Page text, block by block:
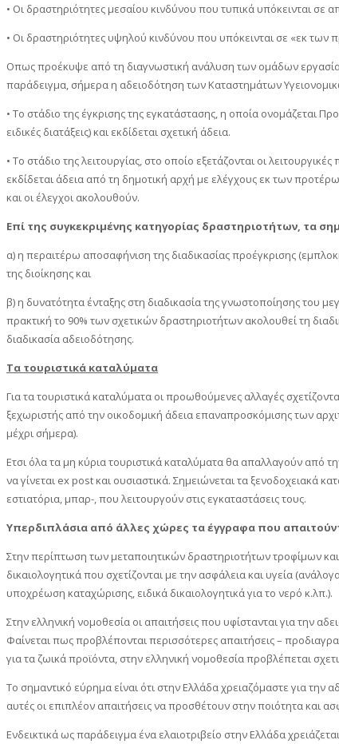
• Οι δραστηριότητες μεσαίου κινδύνου που τυπικά υπόκεινται
• Οι δραστηριότητες υψηλού κινδύνου που υπόκεινται σε «εκ των
Οπως προέκυψε από τη διαγνωστική ανάλυση των ομάδων
παράδειγμα, σήμερα η αδειοδότηση των Καταστημάτων
• Το στάδιο της έγκρισης της εγκατάστασης, η οποία ονομάζεται
ειδικές διατάξεις) και εκδίδεται σχετική άδεια.
• Το στάδιο της λειτουργίας, στο οποίο εξετάζονται οι
εκδίδεται άδεια από τη δημοτική αρχή με ελέγχους εκ των
και οι έλεγχοι ακολουθούν.
Επί της συγκεκριμένης κατηγορίας δραστηριοτήτων, τα
α) η περαιτέρω αποσαφήνιση της διαδικασίας προέγκρισης
της διοίκησης και
β) η δυνατότητα ένταξης στη διαδικασία της γνωστοποίησης του
πρακτική το 90% των σχετικών δραστηριοτήτων ακολουθεί τη
διαδικασία αδειοδότησης.
Τα τουριστικά καταλύματα
Για τα τουριστικά καταλύματα οι προωθούμενες αλλαγές
ξεχωριστής από την οικοδομική άδεια επαναπροσκόμισης των
μέχρι σήμερα).
Ετσι όλα τα μη κύρια τουριστικά καταλύματα θα απαλλαγούν από
να γίνεται ex post και ουσιαστικά. Σημειώνεται τα
εστιατόρια, μπαρ-, που λειτουργούν στις εγκαταστάσεις τους.
Υπερδιπλάσια από άλλες χώρες τα έγγραφα που
Στην περίπτωση των μεταποιητικών δραστηριοτήτων τροφίμων
δικαιολογητικά που σχετίζονται με την ασφάλεια και υγεία
υποχρέωση καταχώρισης, ειδικά δικαιολογητικά για το νερό κ.λπ.).
Στην ελληνική νομοθεσία οι απαιτήσεις που υφίστανται για την
Φαίνεται πως προβλέπονται περισσότερες απαιτήσεις –
για τα ζωικά προϊόντα, στην ελληνική νομοθεσία προβλέπεται
Το σημαντικό εύρημα είναι ότι στην Ελλάδα χρειαζόμαστε για
αυτές οι επιπλέον απαιτήσεις να προσθέτουν στην ποιότητα
Ενδεικτικά ως παράδειγμα ένα ελαιοτριβείο στην Ελλάδα